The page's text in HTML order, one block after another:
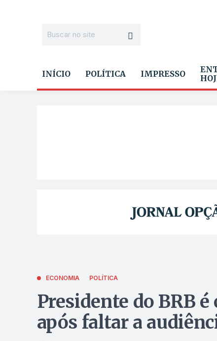
INÍCIO POLÍTICA IMPRESSO
ECONOMIA POLÍTICA
Presidente do BRB
após faltar a